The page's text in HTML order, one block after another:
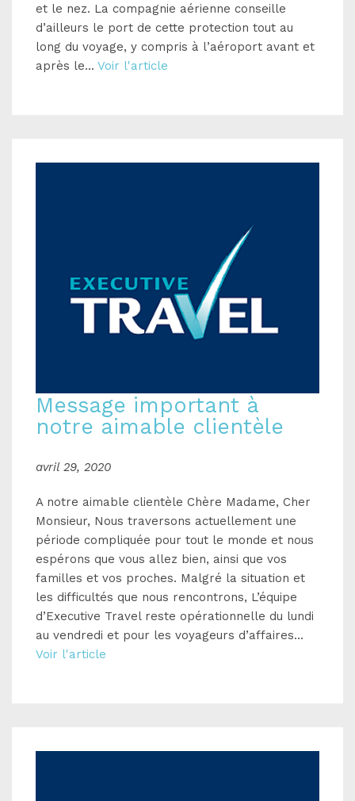
et le nez. La compagnie aérienne conseille
d’ailleurs le port de cette protection tout au
long du voyage, y compris à l’aéroport avant et
après le... Voir l'article
Message important à
notre aimable clientèle
avril 29, 2020
A notre aimable clientèle Chère Madame, Cher
Monsieur, Nous traversons actuellement une
période compliquée pour tout le monde et nous
espérons que vous allez bien, ainsi que vos
familles et vos proches. Malgré la situation et
les difficultés que nous rencontrons, L’équipe
d’Executive Travel reste opérationnelle du lundi
au vendredi et pour les voyageurs d’affaires...
Voir l'article